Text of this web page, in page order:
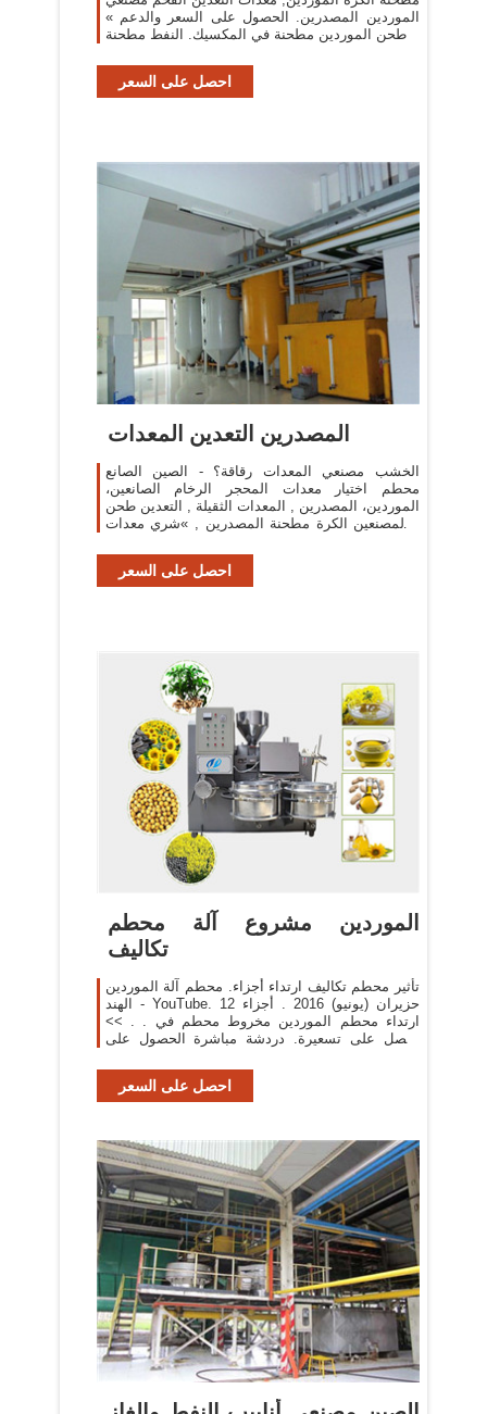
الموردين المصدرين. الحصول على السعر والدعم »
طحن الموردين مطحنة في المكسيك. النفط مطحنة
احصل على السعر
المصدرين التعدين المعدات
الخشب مصنعي المعدات رقاقة؟ - الصين الصانع
محطم اختيار معدات المحجر الرخام الصانعين،
الموردين، المصدرين , المعدات الثقيلة , التعدين طحن
. المصنعين الكرة مطحنة المصدرين , »شري معدات
احصل على السعر
الموردين مشروع آلة محطم
تكاليف
تأثير محطم تكاليف ارتداء أجزاء. محطم آلة الموردين
الهند - YouTube. 12 حزيران (يونيو) 2016 . أجزاء
ارتداء محطم الموردين مخروط محطم في . . >>
احصل على تسعيرة. دردشة مباشرة الحصول على
احصل على السعر